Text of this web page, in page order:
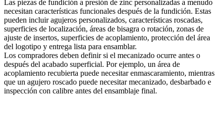
Las piezas de fundición a presión de zinc personalizadas a menudo
necesitan características funcionales después de la fundición. Estas
pueden incluir agujeros personalizados, características roscadas,
superficies de localización, áreas de bisagra o rotación, zonas de
ajuste de insertos, superficies de acoplamiento, protección del área
del logotipo y entrega lista para ensamblar.
Los compradores deben definir si el mecanizado ocurre antes o
después del acabado superficial. Por ejemplo, un área de
acoplamiento recubierta puede necesitar enmascaramiento, mientras
que un agujero roscado puede necesitar mecanizado, desbarbado e
inspección con calibre antes del ensamblaje final.